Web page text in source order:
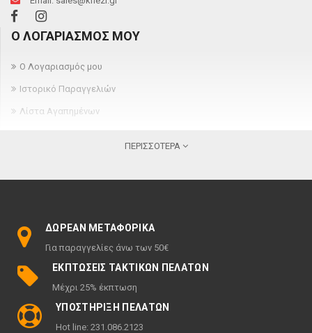
Ο ΛΟΓΑΡΙΑΣΜΌΣ ΜΟΥ
Ο Λογαριασμός μου
Ιστορικό Παραγγελιών
Λίστα Αγαπημένων
Πολιτική ακύρωσης & επιστροφών
Πολιτική Απορρήτου
ΠΕΡΙΣΣΌΤΕΡΑ
ΠΕΡΙΣΣΌΤΕΡΑ
ΔΩΡΕΆΝ ΜΕΤΑΦΟΡΙΚΆ
Για παραγγελίες άνω των 50€
ΕΚΠΤΏΣΕΙΣ ΤΑΚΤΙΚΏΝ ΠΕΛΑΤΏΝ
Μέχρι 25% έκπτωση
ΥΠΟΣΤΉΡΙΞΗ ΠΕΛΑΤΏΝ
Hot line: 231.086.2123